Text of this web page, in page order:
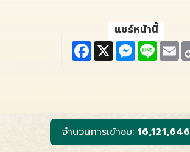
แชร์หน้านี้
F
a
c
X M
e
s
r
L
n
E
m
a
จำนวนการเข้าชม: 16,121,646